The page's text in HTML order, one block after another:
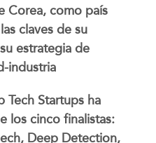
Corea, como país
claves de su
estrategia de
industria
Tech Startups ha
los cinco finalistas:
Deep Detection,